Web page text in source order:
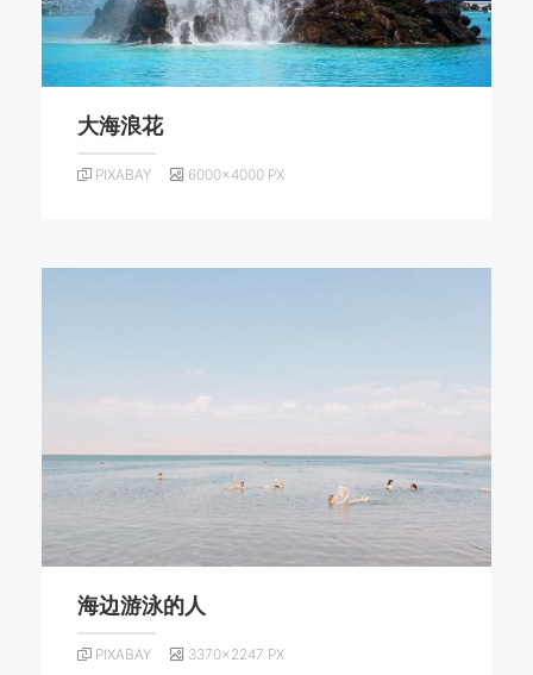
大海浪花
PIXABAY 6000×4000 PX
海边游泳的人
PIXABAY 3370×2247 PX